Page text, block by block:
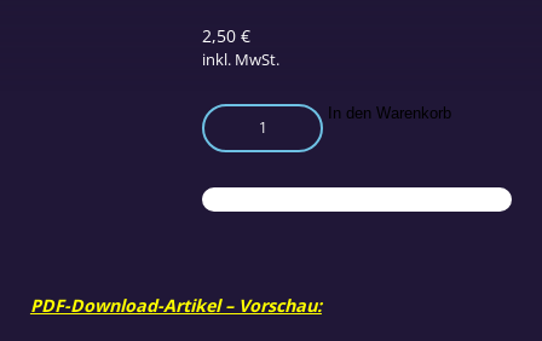
2,50€
inkl. MwSt.
TOPAS:
Zahnherde
bevor
sie
In den Warenkorb
PDF-Download-Artikel – Vorschau: